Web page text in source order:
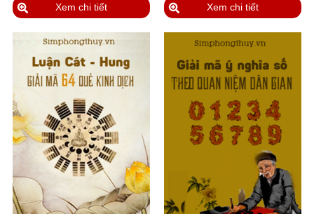
Xem chi tiết Xem chi tiết